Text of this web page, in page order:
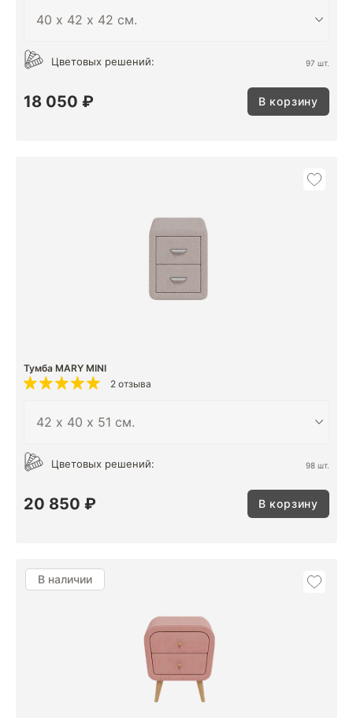
Цветовых решений: 97 шт.
18 050 ₽ В корзину
Тумба MARY MINI
2 отзыва
Цветовых решений: 98 шт.
20 850 ₽ В корзину
В наличии